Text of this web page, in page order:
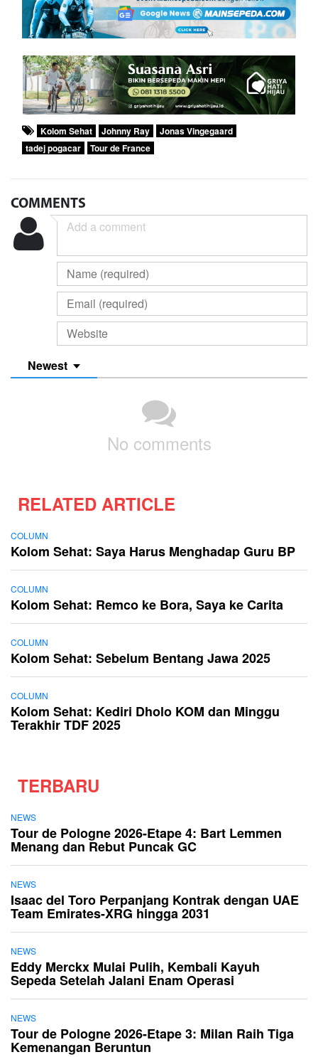
Kolom Sehat Johnny Ray
Jonas Vingegaard
tadej pogacar
Tour de France
COMMENTS
Newest
No comments
RELATED ARTICLE
COLUMN
Kolom Sehat: Saya Harus Menghadap Guru BP
COLUMN
Kolom Sehat: Remco ke Bora, Saya ke Carita
COLUMN
Kolom Sehat: Sebelum Bentang Jawa 2025
COLUMN
Kolom Sehat: Kediri Dholo KOM dan Minggu
Terakhir TDF 2025
TERBARU
NEWS
Tour de Pologne 2026-Etape 4: Bart Lemmen
Menang dan Rebut Puncak GC
NEWS
Isaac del Toro Perpanjang Kontrak dengan UAE
Team Emirates-XRG hingga 2031
NEWS
Eddy Merckx Mulai Pulih, Kembali Kayuh
Sepeda Setelah Jalani Enam Operasi
NEWS
Tour de Pologne 2026-Etape 3: Milan Raih Tiga
Kemenangan Beruntun